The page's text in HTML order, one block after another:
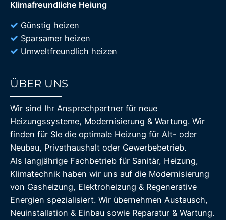
Klimafreundliche Heiung
Günstig heizen
Sparsamer heizen
Umweltfreundlich heizen
ÜBER UNS
Wir sind Ihr Ansprechpartner für neue
Heizungssysteme, Modernisierung & Wartung. Wir
finden für SIe die optimale Heizung für Alt- oder
Neubau, Privathaushalt oder Gewerbebetrieb.
Als langjährige Fachbetrieb für Sanitär, Heizung,
Klimatechnik haben wir uns auf die Modernisierung
von Gasheizung, Elektroheizung & Regenerative
Energien spezialisiert. Wir übernehmen Austausch,
Neuinstallation & Einbau sowie Reparatur & Wartung.